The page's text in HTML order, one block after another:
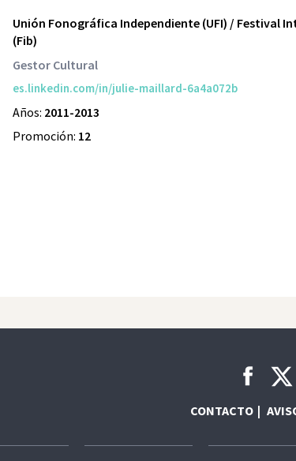
Unión Fonográfica Independiente (UFI) / Festival
(Fib)
Gestor Cultural
es.linkedin.com/in/julie-maillard-6a4a072b
Años: 2011-2013
Promoción: 12
CONTACTO